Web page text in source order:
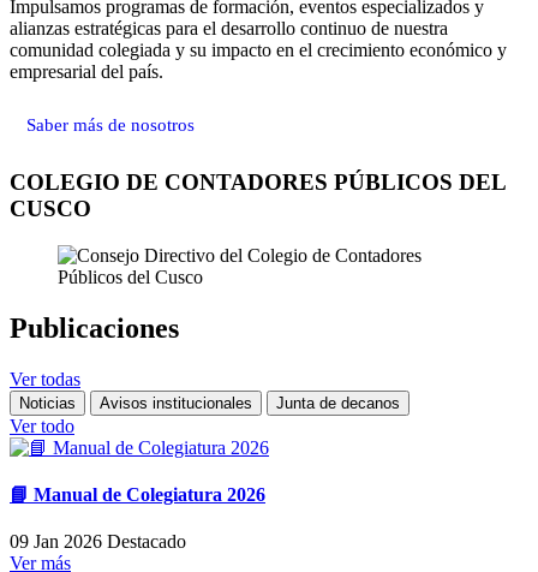
Impulsamos programas de formación, eventos especializados y
alianzas estratégicas para el desarrollo continuo de nuestra
comunidad colegiada y su impacto en el crecimiento económico y
empresarial del país.
Saber más de nosotros
COLEGIO DE CONTADORES PÚBLICOS DEL
CUSCO
Publicaciones
Ver todas
Noticias Avisos institucionales Junta de decanos
Ver todo
📘 Manual de Colegiatura 2026
09 Jan 2026 Destacado
Ver más